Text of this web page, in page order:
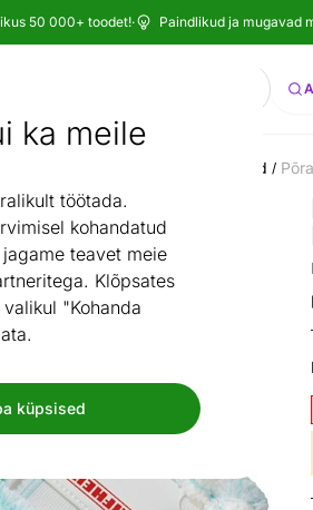
ka meile
töötada.
kohandatud
teavet meie
Klõpsates
"Kohanda
küpsised
50 000+ toodet!· Paindlikud ja mugavad
Otsi
Varumopid ja -lapid /